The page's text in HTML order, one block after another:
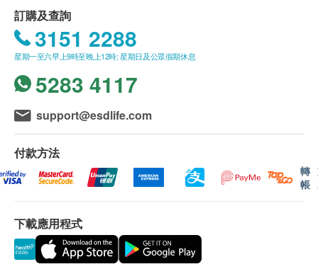
進行評估後，一般情況下，可於七至十個工作天內
發出評估報告。
此評估服務包括簡單報告，如學習障礙測試/過度
評估則可另加$1200獲取詳細書面報告
所有評估服務並非作為醫務診斷或治療用途。
優惠只適用於本中心之評估服務，不包括治療及小
組服務。
使用此優惠之兒童並沒有接受治療及訓練的優先
權，如完成評估後兒童可能需要進行輪候方可接受
每位兒童限使用本優惠一次，不可重複使用。
如要進行職業治療評估，兒童須自備醫生轉介信。
如有爭議，健康網購health.ESDlife及優質治療及
訂購及查詢
3151 2288
星期一至六早上9時至晚上12時; 星期日及公眾假期休息
5283 4117
support@esdlife.com
付款方法
轉
帳
下載應用程式